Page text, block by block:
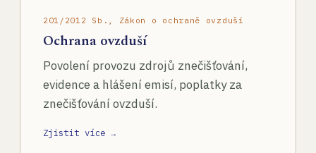
201/2012 Sb., Zákon o ochraně ovzduší
Ochrana ovzduší
Povolení provozu zdrojů znečišťování,
evidence a hlášení emisí, poplatky za
znečišťování ovzduší.
Zjistit více →